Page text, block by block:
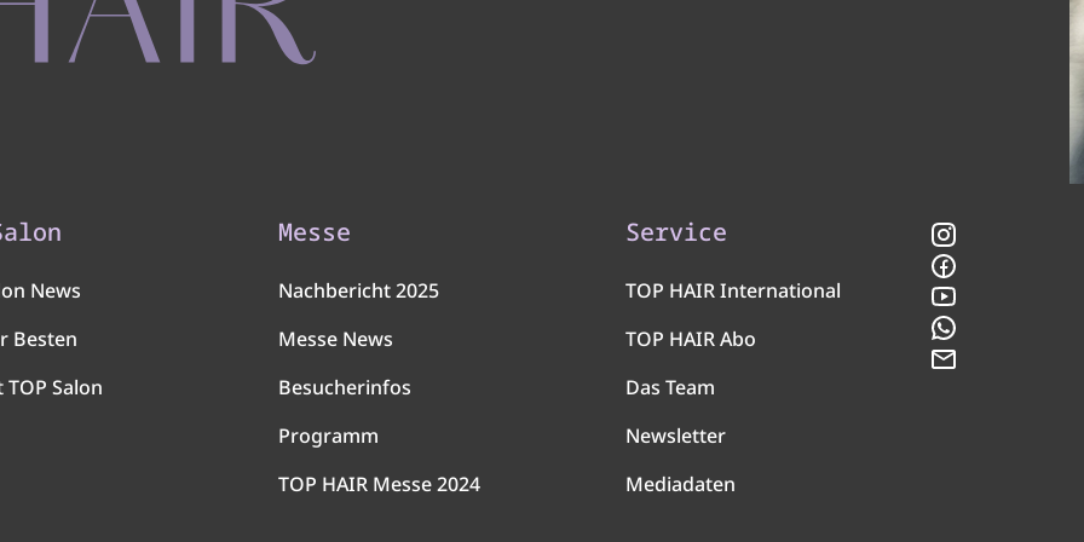
News
Besten
Salon
Messe
Nachbericht 2025
Messe News
Besucherinfos
Programm
TOP HAIR Messe 2024
Service
TOP HAIR International
TOP HAIR Abo
Das Team
Newsletter
Mediadaten